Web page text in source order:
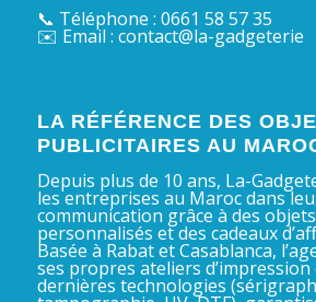
📞 Téléphone : 0661 58 57 35
✉️ Email : contact@la-gadgeterie
LA RÉFÉRENCE DES
PUBLICITAIRES AU
Depuis plus de 10 ans, La-
les entreprises au Maroc dans
communication grâce à des
personnalisés et des cadeaux
Basée à Rabat et Casablanca,
ses propres ateliers d’impression
dernières technologies